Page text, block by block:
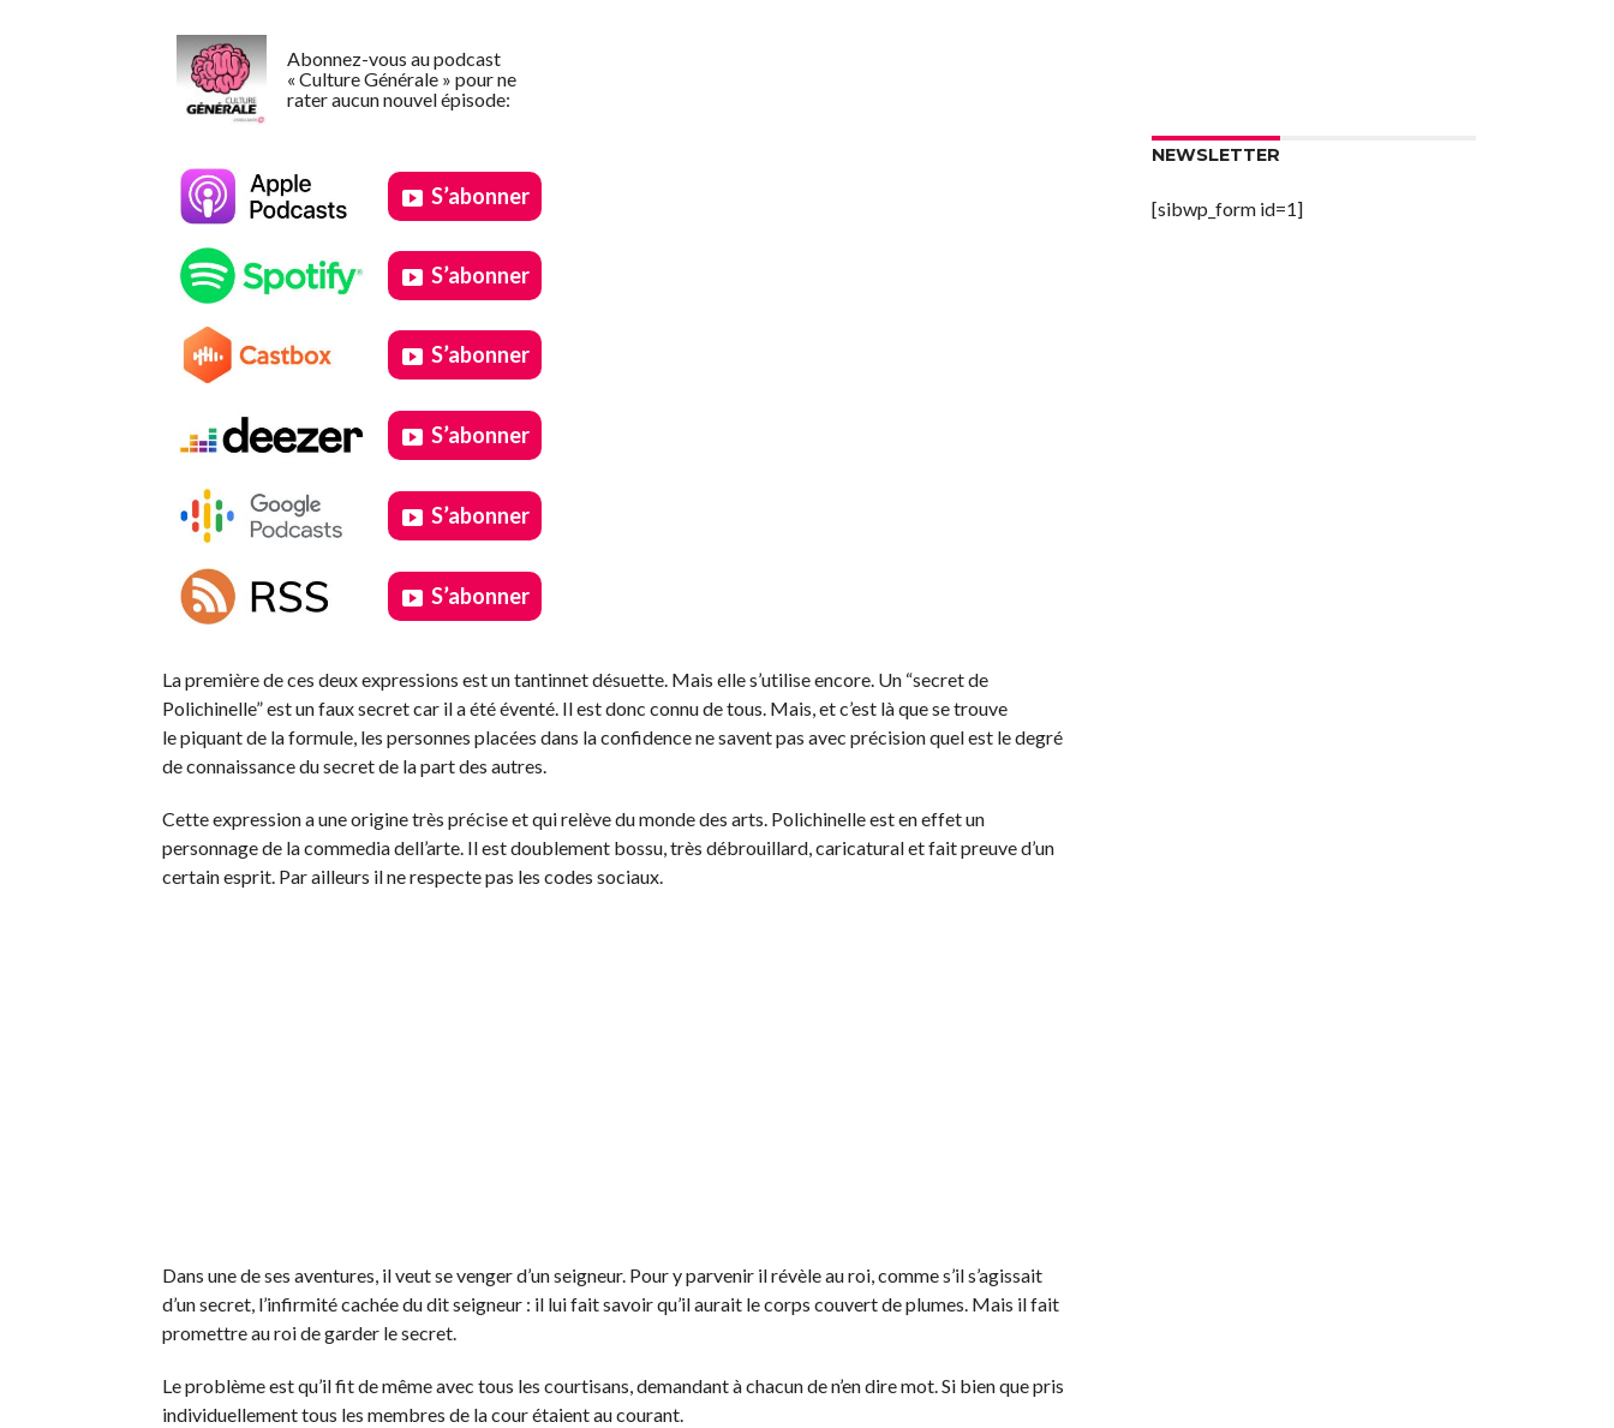
Abonnez-vous au podcast
« Culture Générale » pour ne
rater aucun nouvel épisode:
S’abonner
S’abonner
S’abonner
S’abonner
S’abonner
S’abonner
La première de ces deux expressions est un tantinnet désuette. Mais elle s’utilise encore. Un “secret de
Polichinelle” est un faux secret car il a été éventé. Il est donc connu de tous. Mais, et c’est là que se trouve
le piquant de la formule, les personnes placées dans la confidence ne savent pas avec précision quel est le degré
de connaissance du secret de la part des autres.
Cette expression a une origine très précise et qui relève du monde des arts. Polichinelle est en effet un
personnage de la commedia dell’arte. Il est doublement bossu, très débrouillard, caricatural et fait preuve d’un
certain esprit. Par ailleurs il ne respecte pas les codes sociaux.
Dans une de ses aventures, il veut se venger d’un seigneur. Pour y parvenir il révèle au roi, comme s’il s’agissait
d’un secret, l’infirmité cachée du dit seigneur : il lui fait savoir qu’il aurait le corps couvert de plumes. Mais il fait
promettre au roi de garder le secret.
Le problème est qu’il fit de même avec tous les courtisans, demandant à chacun de n’en dire mot. Si bien que pris
individuellement tous les membres de la cour étaient au courant.
NEWSLETTER
[sibwp_form id=1]